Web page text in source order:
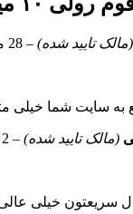
(مالک تایید شده) – 28 مرداد, 1403
به سایت شما خیلی
(مالک تایید شده) – 2 شهریور, 1403
سریعتون خیلی